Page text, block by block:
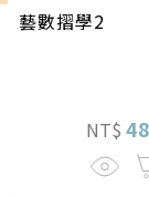
藝數摺學2
NT$